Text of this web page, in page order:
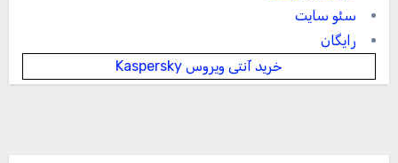
سئو سایت
رایگان
خرید آنتی ویروس Kaspersky